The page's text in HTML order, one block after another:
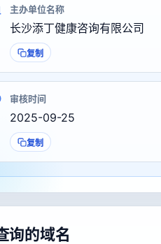
主办单位名称
长沙添丁健康咨询有限公司
复制
审核时间
2025-09-25
复制
询的域名